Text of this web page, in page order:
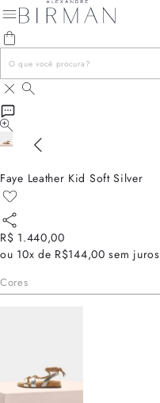
Faye Leather Kid Soft Silver
R$ 1.440,00
ou 10x de R$144,00 sem juros
Cores